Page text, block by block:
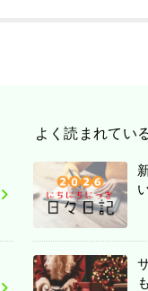
よく読まれてい